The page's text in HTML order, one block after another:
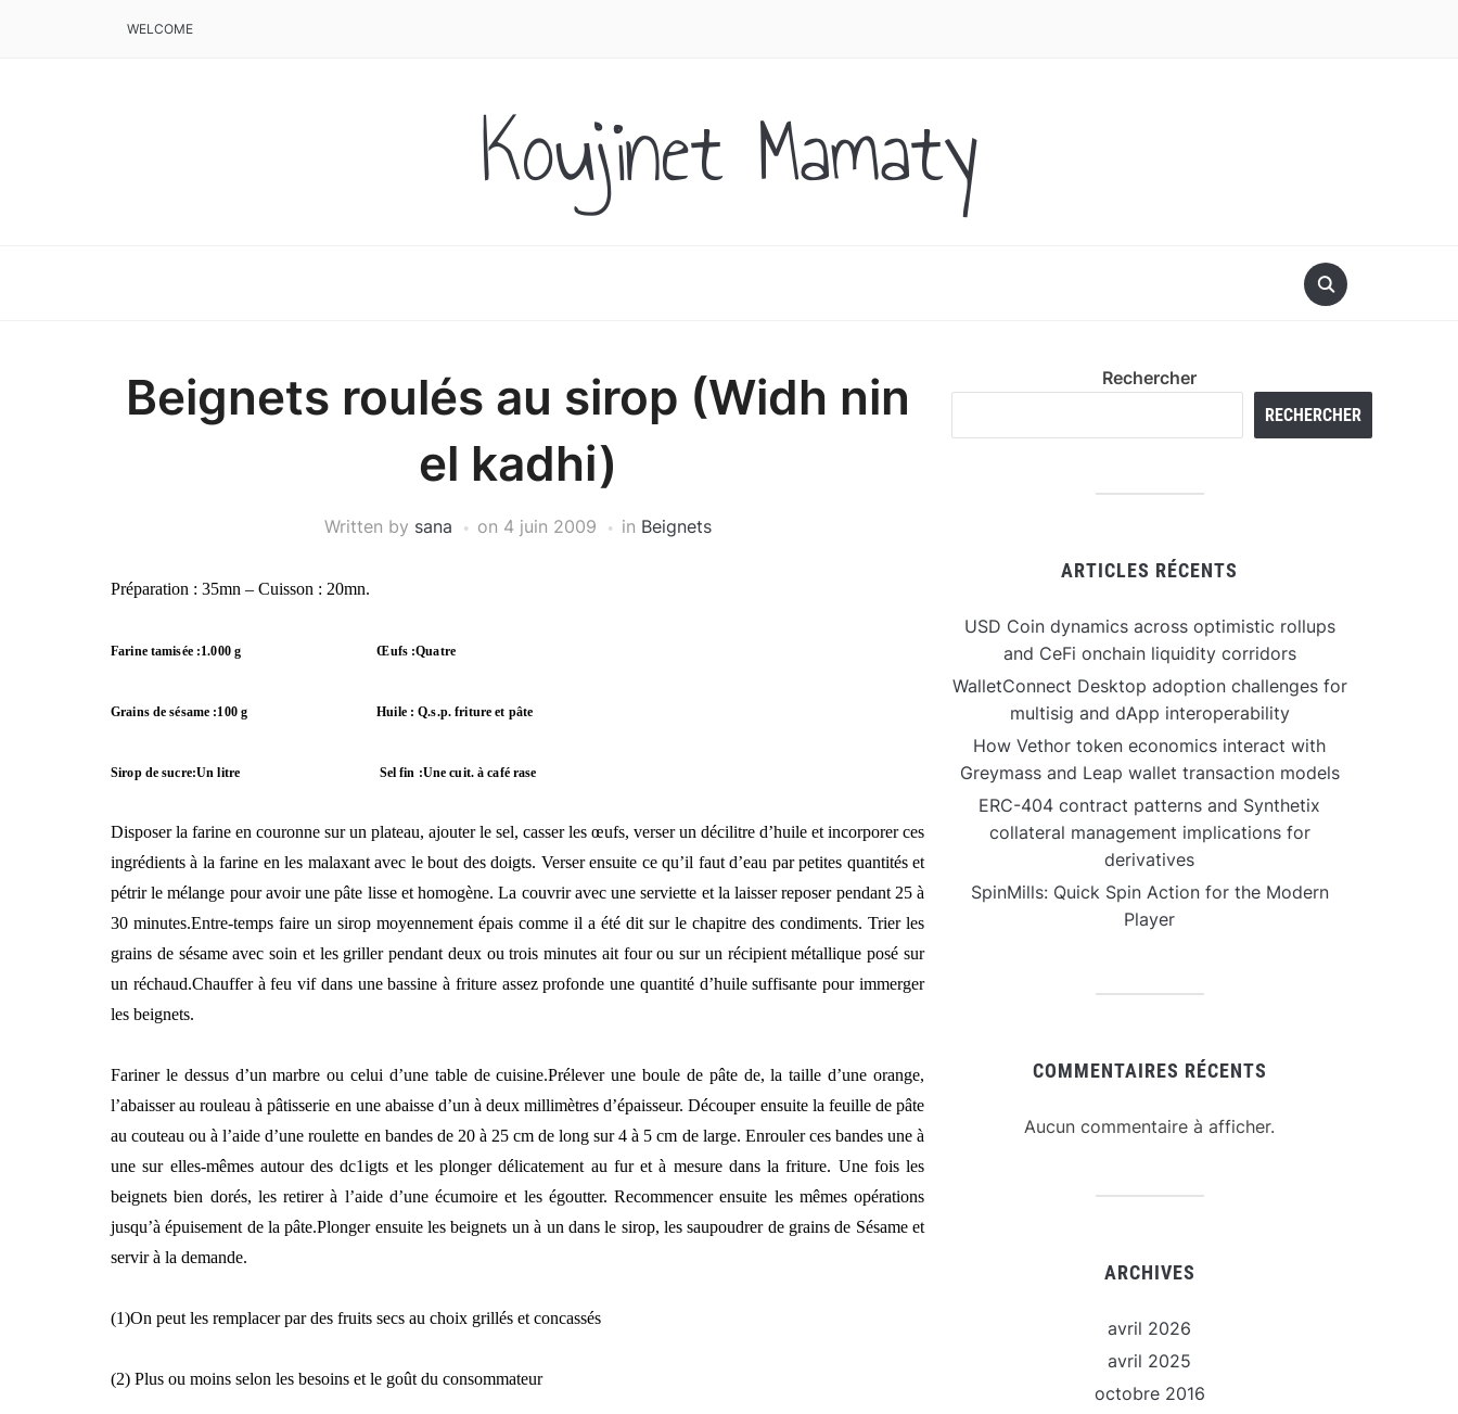
WELCOME
Koujinet Mamaty
Beignets roulés au sirop (Widh nin
el kadhi)
Written by sana on 4 juin 2009 in Beignets
Préparation : 35mn – Cuisson : 20mn.
Farine tamisée :1.000 g Œufs :Quatre
Grains de sésame :100 g Huile : Q.s.p. friture et pâte
Sirop de sucre:Un litre Sel fin :Une cuit. à café rase
Disposer la farine en couronne sur un plateau, ajouter le sel, casser les œufs, verser un décilitre d’huile et incorporer ces
ingrédients à la farine en les malaxant avec le bout des doigts. Verser ensuite ce qu’il faut d’eau par petites quantités et
pétrir le mélange pour avoir une pâte lisse et homogène. La couvrir avec une serviette et la laisser reposer pendant 25 à
30 minutes.Entre-temps faire un sirop moyennement épais comme il a été dit sur le chapitre des condiments. Trier les
grains de sésame avec soin et les griller pendant deux ou trois minutes ait four ou sur un récipient métallique posé sur
un réchaud.Chauffer à feu vif dans une bassine à friture assez profonde une quantité d’huile suffisante pour immerger
les beignets.
Fariner le dessus d’un marbre ou celui d’une table de cuisine.Prélever une boule de pâte de, la taille d’une orange,
l’abaisser au rouleau à pâtisserie en une abaisse d’un à deux millimètres d’épaisseur. Découper ensuite la feuille de pâte
au couteau ou à l’aide d’une roulette en bandes de 20 à 25 cm de long sur 4 à 5 cm de large. Enrouler ces bandes une à
une sur elles-mêmes autour des dc1igts et les plonger délicatement au fur et à mesure dans la friture. Une fois les
beignets bien dorés, les retirer à l’aide d’une écumoire et les égoutter. Recommencer ensuite les mêmes opérations
jusqu’à épuisement de la pâte.Plonger ensuite les beignets un à un dans le sirop, les saupoudrer de grains de Sésame et
servir à la demande.
(1)On peut les remplacer par des fruits secs au choix grillés et concassés
(2) Plus ou moins selon les besoins et le goût du consommateur
Rechercher
RECHERCHER
ARTICLES RÉCENTS
USD Coin dynamics across optimistic rollups
and CeFi onchain liquidity corridors
WalletConnect Desktop adoption challenges for
multisig and dApp interoperability
How Vethor token economics interact with
Greymass and Leap wallet transaction models
ERC-404 contract patterns and Synthetix
collateral management implications for
derivatives
SpinMills: Quick Spin Action for the Modern
Player
COMMENTAIRES RÉCENTS
Aucun commentaire à afficher.
ARCHIVES
avril 2026
avril 2025
octobre 2016